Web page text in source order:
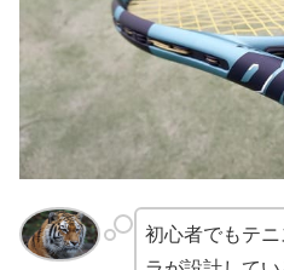
初心者でもテ